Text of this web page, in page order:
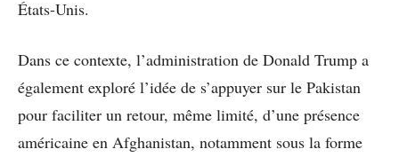
États-Unis.
Dans ce contexte, l’administration de Donald Trump a
également exploré l’idée de s’appuyer sur le Pakistan
pour faciliter un retour, même limité, d’une présence
américaine en Afghanistan, notamment sous la forme